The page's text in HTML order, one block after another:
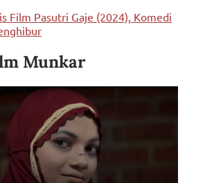
Film Pasutri Gaje (2024), Komedi
Munkar